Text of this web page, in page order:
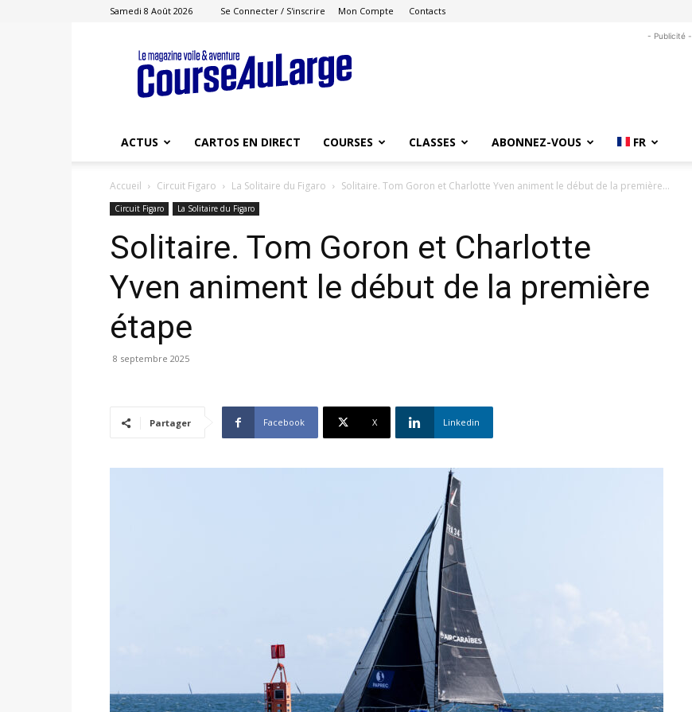
Samedi 8 Août 2026 Se Connecter / S'inscrire Mon Compte Contacts
Course
au
Large
- Publicité -
ACTUS CARTOS EN DIRECT COURSES CLASSES ABONNEZ-VOUS FR
Accueil Circuit Figaro La Solitaire du Figaro Solitaire. Tom Goron et Charlotte Yven animent le début de la première...
Circuit Figaro La Solitaire du Figaro
Solitaire. Tom Goron et Charlotte
Yven animent le début de la première
étape
8 septembre 2025
Partager Facebook X Linkedin